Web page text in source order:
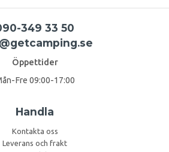
349 33 50
Öppettider
Fre 09:00-17:00
Handla
Kontakta oss
Leverans och frakt